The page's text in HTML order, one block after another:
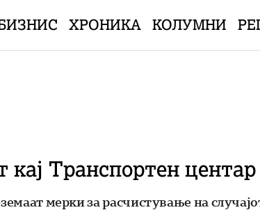
ХРОНИКА КОЛУМНИ
Транспортен центар
мерки за расчистување на